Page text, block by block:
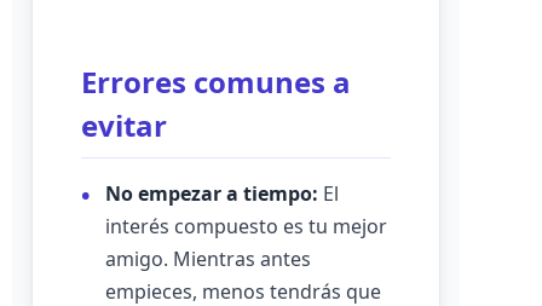
Errores comunes a
evitar
No empezar a tiempo: El
interés compuesto es tu mejor
amigo. Mientras antes
empieces, menos tendrás que